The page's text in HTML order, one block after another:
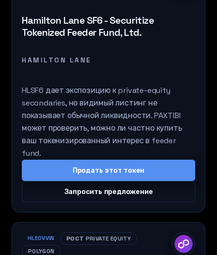
Hamilton Lane SF6 - Securitize
Tokenized Feeder Fund, Ltd.
HAMILTON LANE
HLSF6 дает экспозицию к private-equity
secondaries, но видимый листинг не
показывает обычной ликвидности. PAXTIBI
может проверить, можно ли частно купить
ваш токенизированный интерес в feeder
fund.
Продать этот токен
Запросить предложение
HLEOVVW
РОСТ PRIVATE EQUITY
POLYGON